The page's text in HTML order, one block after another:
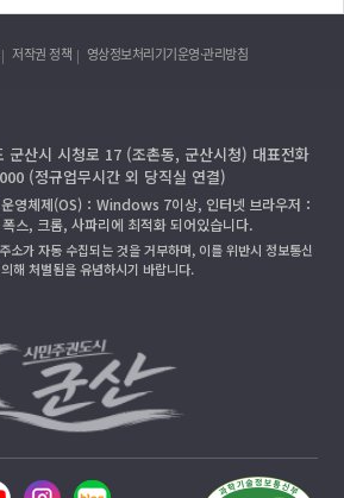
저작권 정책 영상정보처리기기운영·관리방침
군산시 시청로 17 (조촌동, 군산시청) 대표전화
(정규업무시간 외 당직실 연결)
영체제(OS)：Windows 7이상, 인터넷 브라우저：
스, 크롬, 사파리에 최적화 되어있습니다.
소가 자동 수집되는 것을 거부하며, 이를 위반시 정보통신
해 처벌됨을 유념하시기 바랍니다.